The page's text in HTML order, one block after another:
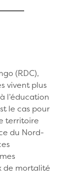
(RDC),
vivent plus
l’éducation
le cas pour
territoire
du Nord-
de mortalité